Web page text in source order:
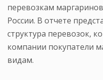
перевозкам
России. В отчете
структура перевозок,
компании покупатели
видам.